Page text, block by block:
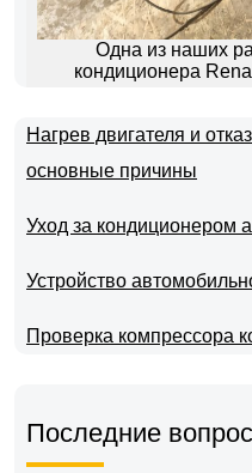
Одна из наших
кондиционера
Нагрев двигателя и
основные причины
Уход за кондиционером
Устройство
Проверка компрессора
Последние